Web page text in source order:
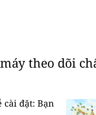
theo dõi
đặt: Bạn